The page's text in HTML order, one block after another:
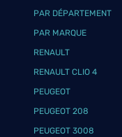
PAR DÉPARTEMENT
PAR MARQUE
RENAULT
RENAULT CLIO 4
PEUGEOT
PEUGEOT 208
PEUGEOT 3008